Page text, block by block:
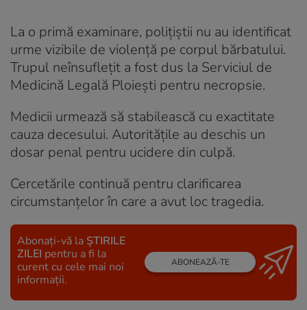
La o primă examinare, polițiștii nu au identificat
urme vizibile de violență pe corpul bărbatului.
Trupul neînsuflețit a fost dus la Serviciul de
Medicină Legală Ploiești pentru necropsie.
Medicii urmează să stabilească cu exactitate
cauza decesului. Autoritățile au deschis un
dosar penal pentru ucidere din culpă.
Cercetările continuă pentru clarificarea
circumstanțelor în care a avut loc tragedia.
Abonați-vă la ȘTIRILE
ZILEI pentru a fi la
curent cu cele mai noi
informații.
ABONEAZĂ-TE